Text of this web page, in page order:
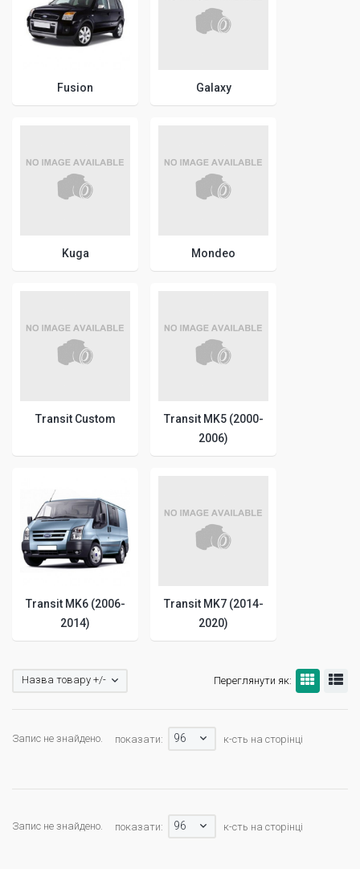
Fusion Galaxy
Kuga Mondeo
Transit Custom
Transit MK5 (2000-
2006)
Transit MK6 (2006-
2014)
Transit MK7 (2014-
2020)
Переглянути як:
Назва товару +/-
Запис не знайдено. показати: 96 к-сть на сторінці
Запис не знайдено. показати: 96 к-сть на сторінці